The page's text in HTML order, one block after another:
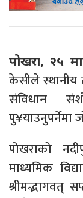
पोखरा, २५
केसीले स्थानीय
संविधान
पु¥याउनुपर्नेमा
पोखराको
माध्यमिक
श्रीमद्भागवत्